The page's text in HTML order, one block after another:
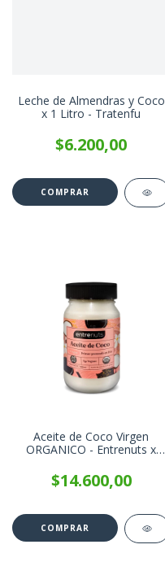
Leche de Almendras y Coco
x 1 Litro - Tratenfu
$6.200,00
Aceite de Coco Virgen
ORGANICO - Entrenuts x
$14.600,00